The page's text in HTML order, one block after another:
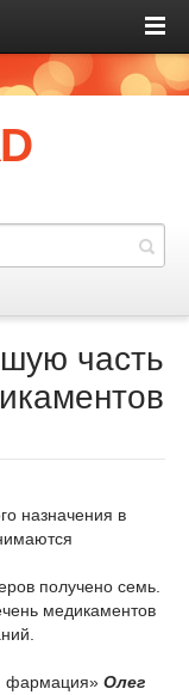
часть
назначения в
получено семь.
медикаментов
фармация» Олег